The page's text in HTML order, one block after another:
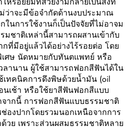
ว่าจะมีข้อจำกัดด้านงบประมาณ
นการใช้งานก็เป็นปัจจัยที่ไม่อาจม
มชาติเหล่านี้สามารถผสานเข้ากับ
ที่มีอยู่แล้วได้อย่างไร้รอยต่อ โดย
ศษ นัดหมายกับทันตแพทย์ หรือ
ลานาน ผู้ใช้สามารถฟอกสีฟันได้ใน
ทคนิคการดึงพิษด้วยน้ำมัน (oil
นเช้า หรือใช้ยาสีฟันฟอกสีแบบ
จากนี้ การฟอกสีฟันแบบธรรมชาติ
องปากโดยรวมนอกเหนือจากการ
วย เพราะส่วนผสมธรรมชาติหลาย